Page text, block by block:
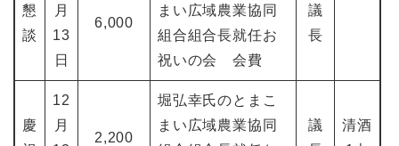
懇
談
月
13
日
6,000
まい広域農業協同
組合組合長就任お
祝いの会 会費
議
長
慶
12
月
2,200
堀弘幸氏のとまこ
まい広域農業協同
議
清酒